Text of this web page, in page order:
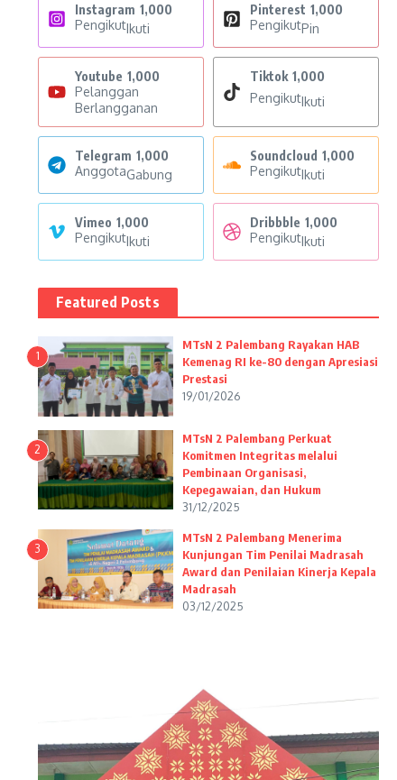
Instagram 1,000
PengikutIkuti
Pinterest 1,000
PengikutPin
Youtube 1,000
Pelanggan
Berlangganan
Tiktok 1,000
PengikutIkuti
Telegram 1,000
AnggotaGabung
Soundcloud 1,000
PengikutIkuti
Vimeo 1,000
PengikutIkuti
Dribbble 1,000
PengikutIkuti
Featured Posts
1
MTsN 2 Palembang Rayakan HAB
Kemenag RI ke-80 dengan Apresiasi
Prestasi
19/01/2026
2
MTsN 2 Palembang Perkuat
Komitmen Integritas melalui
Pembinaan Organisasi,
Kepegawaian, dan Hukum
31/12/2025
3
MTsN 2 Palembang Menerima
Kunjungan Tim Penilai Madrasah
Award dan Penilaian Kinerja Kepala
Madrasah
03/12/2025